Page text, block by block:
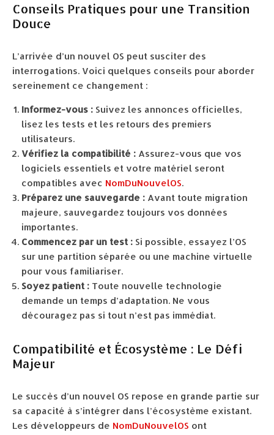
Conseils Pratiques pour une Transition
Douce
L’arrivée d’un nouvel OS peut susciter des
interrogations. Voici quelques conseils pour aborder
sereinement ce changement :
Informez-vous : Suivez les annonces officielles,
lisez les tests et les retours des premiers
utilisateurs.
Vérifiez la compatibilité : Assurez-vous que vos
logiciels essentiels et votre matériel seront
compatibles avec NomDuNouvelOS.
Préparez une sauvegarde : Avant toute migration
majeure, sauvegardez toujours vos données
importantes.
Commencez par un test : Si possible, essayez l’OS
sur une partition séparée ou une machine virtuelle
pour vous familiariser.
Soyez patient : Toute nouvelle technologie
demande un temps d’adaptation. Ne vous
découragez pas si tout n’est pas immédiat.
Compatibilité et Écosystème : Le Défi
Majeur
Le succès d’un nouvel OS repose en grande partie sur
sa capacité à s’intégrer dans l’écosystème existant.
Les développeurs de NomDuNouvelOS ont